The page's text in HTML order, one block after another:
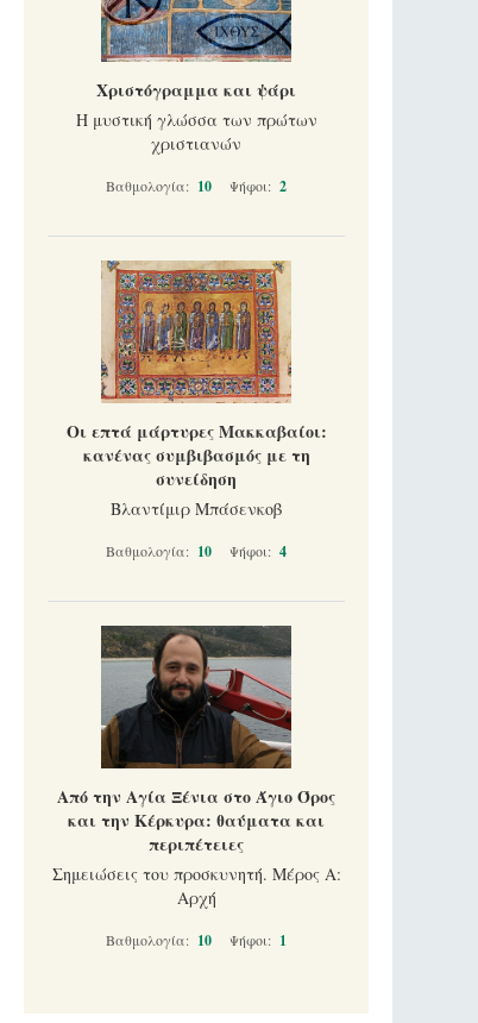
Χριστόγραμμα και ψάρι
Η μυστική γλώσσα των πρώτων
χριστιανών
Βαθμολογία: 10 Ψήφοι: 2
Οι επτά μάρτυρες Μακκαβαίοι:
κανένας συμβιβασμός με τη
συνείδηση
Βλαντίμιρ Μπάσενκοβ
Βαθμολογία: 10 Ψήφοι: 4
Από την Αγία Ξένια στο Άγιο Όρος
και την Κέρκυρα: θαύματα και
περιπέτειες
Σημειώσεις του προσκυνητή. Μέρος Α:
Αρχή
Βαθμολογία: 10 Ψήφοι: 1